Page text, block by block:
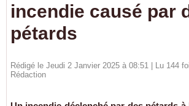
incendie causé par
pétards
Rédigé le Jeudi 2 Janvier 2025 à 08:51 | Lu 144
Rédaction